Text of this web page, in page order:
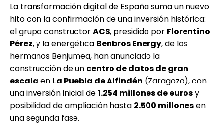
La transformación digital de España suma un nuevo
hito con la confirmación de una inversión histórica:
el grupo constructorACS, presidido por Florentino
Pérez, y la energética Benbros Energy, de los
hermanos Benjumea, han anunciado la
construcción de un centro de datos de gran
escala en La Puebla de Alfindén (Zaragoza), con
una inversión inicial de1.254 millones de eurosy
posibilidad de ampliación hasta 2.500 millonesen
una segunda fase.